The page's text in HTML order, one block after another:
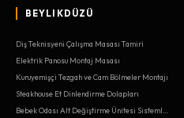
BEYLIKDÜZÜ
Diş Teknisyeni Çalışma Masası Tamiri
Elektrik Panosu Montaj Masası
Kuruyemişçi Tezgah ve Cam Bölmeler Montajı
Steakhouse Et Dinlendirme Dolapları